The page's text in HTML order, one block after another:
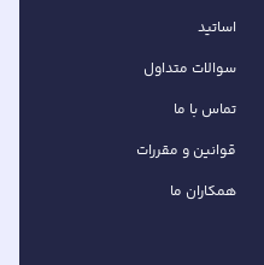
اساتید
سوالات متداول
تماس با ما
قوانین و مقررات
همکاران ما